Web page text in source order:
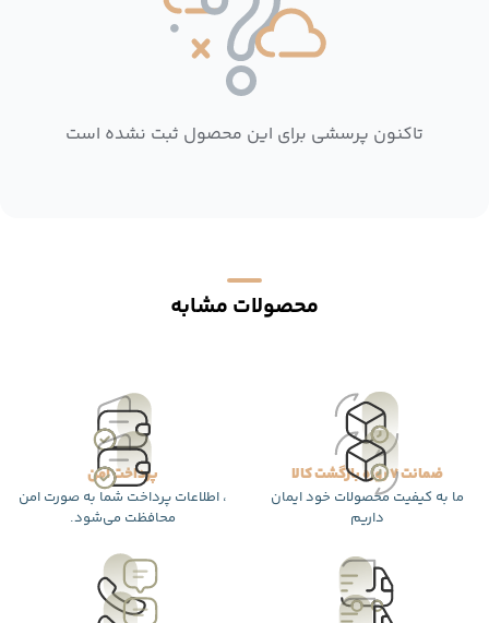
تاکنون پرسشی برای این محصول ثبت نشده است
محصولات مشابه
ضمانت 7 روزه بازگشت کالا
ما به کیفیت محصولات خود ایمان
داریم
پرداخت امن
، اطلاعات پرداخت شما به صورت امن
محافظت می‌شود.